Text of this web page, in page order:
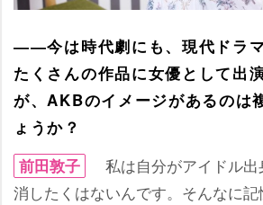
――今は時代劇にも、現代ドラ
たくさんの作品に女優として出
が、AKBのイメージがあるのは
ょうか？
前田敦子
私は自分がアイドル出
消したくはないんです。そんなに